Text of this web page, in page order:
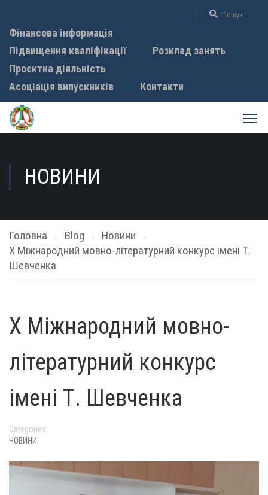
Фінансова інформація
Підвищення кваліфікації
Розклад занять
Проєктна діяльність
Асоціація випускників
Контакти
НОВИНИ
Головна Blog
Новини
Х Міжнародний мовно-літературний конкурс імені Т.
Шевченка
Х Міжнародний мовно-
літературний конкурс
імені Т. Шевченка
Categories
НОВИНИ